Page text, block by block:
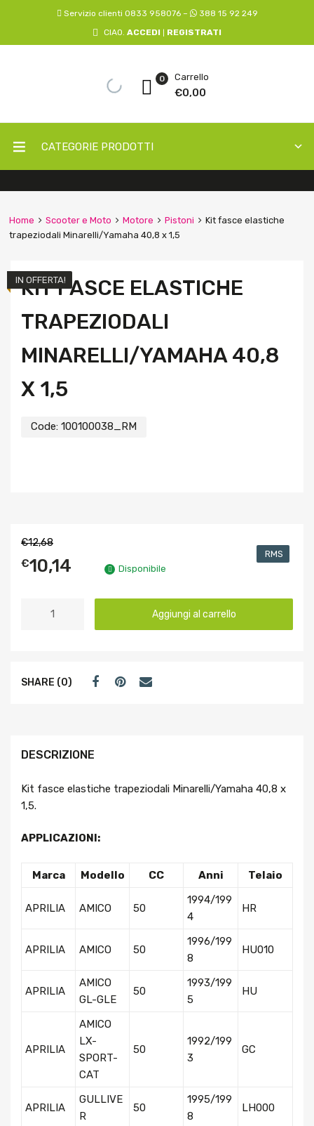
Servizio clienti 0833 958076 –
388 15 92 249
CIAO. ACCEDI REGISTRATI
Carrello
€0,00
0
CATEGORIE PRODOTTI
Home Scooter e Moto Motore Pistoni
Kit fasce elastiche
trapeziodali Minarelli/Yamaha 40,8 x 1,5
KIT FASCE ELASTICHE
TRAPEZIODALI
MINARELLI/YAMAHA 40,8
X 1,5
Code: 100100038_RM
IN OFFERTA!
€12,68
€10,14
RMS
Disponibile
Aggiungi al carrello
SHARE (0)
DESCRIZIONE
Kit fasce elastiche trapeziodali Minarelli/Yamaha 40,8 x
1,5.
APPLICAZIONI:
Marca Modello CC Anni Telaio
APRILIA AMICO 50
1994/199
4
HR
APRILIA AMICO 50
1996/199
8
HU010
APRILIA
AMICO
GL-GLE
50
1993/199
5
HU
APRILIA
AMICO
LX-
SPORT-
CAT
50
1992/199
3
GC
APRILIA
GULLIVE
R
50
1995/199
8
LH000